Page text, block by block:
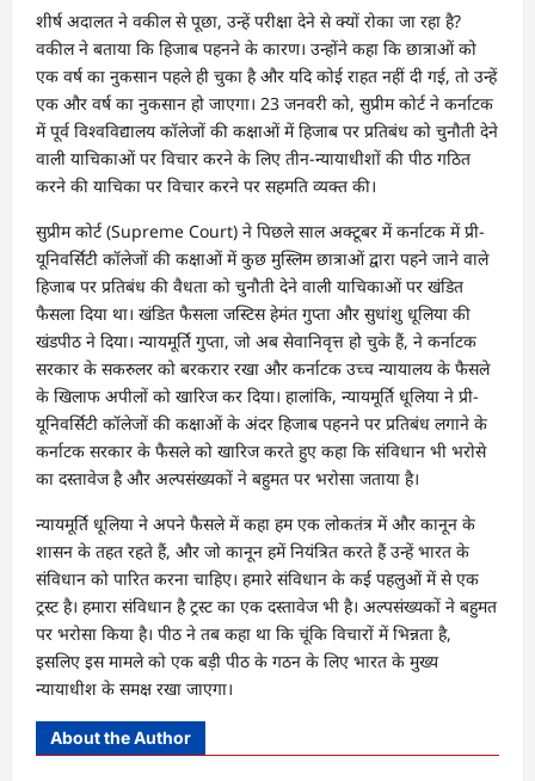
शीर्ष अदालत ने वकील से पूछा, उन्हें परीक्षा देने से क्यों रोका जा रहा है?
वकील ने बताया कि हिजाब पहनने के कारण। उन्होंने कहा कि छात्राओं को
एक वर्ष का नुकसान पहले ही चुका है और यदि कोई राहत नहीं दी गई, तो उन्हें
एक और वर्ष का नुकसान हो जाएगा। 23 जनवरी को, सुप्रीम कोर्ट ने कर्नाटक
में पूर्व विश्वविद्यालय कॉलेजों की कक्षाओं में हिजाब पर प्रतिबंध को चुनौती देने
वाली याचिकाओं पर विचार करने के लिए तीन-न्यायाधीशों की पीठ गठित
करने की याचिका पर विचार करने पर सहमति व्यक्त की।
सुप्रीम कोर्ट (Supreme Court) ने पिछले साल अक्टूबर में कर्नाटक में प्री-
यूनिवर्सिटी कॉलेजों की कक्षाओं में कुछ मुस्लिम छात्राओं द्वारा पहने जाने वाले
हिजाब पर प्रतिबंध की वैधता को चुनौती देने वाली याचिकाओं पर खंडित
फैसला दिया था। खंडित फैसला जस्टिस हेमंत गुप्ता और सुधांशु धूलिया की
खंडपीठ ने दिया। न्यायमूर्ति गुप्ता, जो अब सेवानिवृत्त हो चुके हैं, ने कर्नाटक
सरकार के सकरुलर को बरकरार रखा और कर्नाटक उच्च न्यायालय के फैसले
के खिलाफ अपीलों को खारिज कर दिया। हालांकि, न्यायमूर्ति धूलिया ने प्री-
यूनिवर्सिटी कॉलेजों की कक्षाओं के अंदर हिजाब पहनने पर प्रतिबंध लगाने के
कर्नाटक सरकार के फैसले को खारिज करते हुए कहा कि संविधान भी भरोसे
का दस्तावेज है और अल्पसंख्यकों ने बहुमत पर भरोसा जताया है।
न्यायमूर्ति धूलिया ने अपने फैसले में कहा हम एक लोकतंत्र में और कानून के
शासन के तहत रहते हैं, और जो कानून हमें नियंत्रित करते हैं उन्हें भारत के
संविधान को पारित करना चाहिए। हमारे संविधान के कई पहलुओं में से एक
ट्रस्ट है। हमारा संविधान है ट्रस्ट का एक दस्तावेज भी है। अल्पसंख्यकों ने बहुमत
पर भरोसा किया है। पीठ ने तब कहा था कि चूंकि विचारों में भिन्नता है,
इसलिए इस मामले को एक बड़ी पीठ के गठन के लिए भारत के मुख्य
न्यायाधीश के समक्ष रखा जाएगा।
About the Author